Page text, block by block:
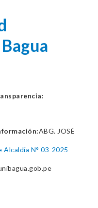
ABG. JOSÉ
Alcaldía N° 03-2025-